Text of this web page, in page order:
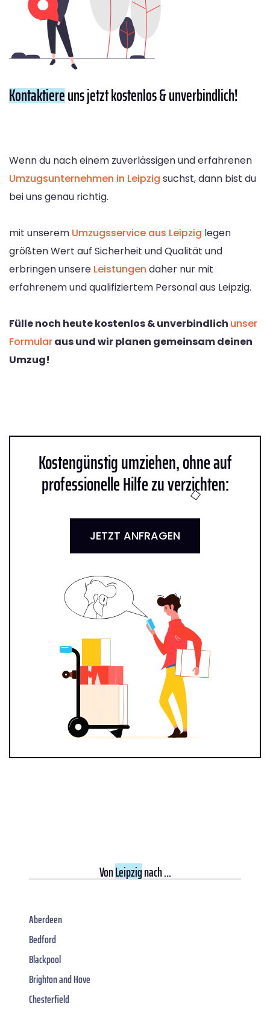
Kontaktiereuns jetzt kostenlos & unverbindlich!
Wenn du nach einem zuverlässigen und erfahrenen
Umzugsunternehmen in Leipzig suchst, dann bist du
bei uns genau richtig.
mit unserem Umzugsservice aus Leipzig legen
größten Wert auf Sicherheit und Qualität und
erbringen unsere Leistungen daher nur mit
erfahrenem und qualifiziertem Personal aus Leipzig.
Fülle noch heute kostenlos & unverbindlich unser
Formularaus und wir planen gemeinsam deinen
Umzug!
Kostengünstig umziehen, ohne auf
professionelle Hilfe zu verzichten:
JETZT ANFRAGEN
VonLeipzignach ...
Aberdeen
Bedford
Blackpool
Brighton and Hove
Chesterfield